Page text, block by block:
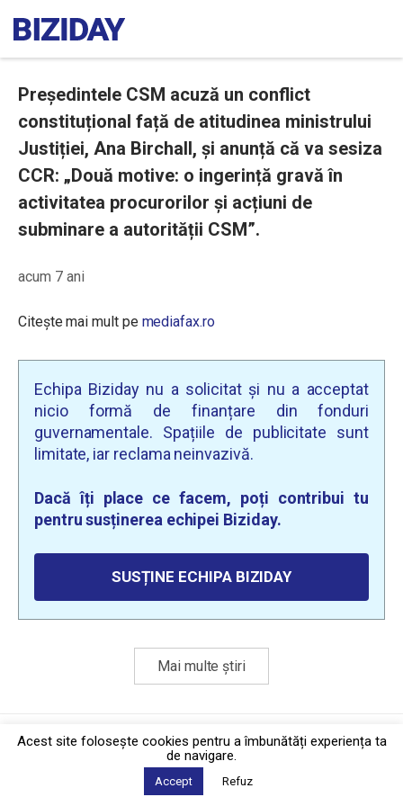
Președintele CSM acuză un conflict
constituțional față de atitudinea ministrului
Justiției, Ana Birchall, și anunță că va sesiza
CCR: „Două motive: o ingerință gravă în
activitatea procurorilor și acțiuni de
subminare a autorității CSM”.
acum 7 ani
Citește mai mult pe mediafax.ro
Echipa Biziday nu a solicitat și nu a acceptat
nicio formă de finanțare din fonduri
guvernamentale. Spațiile de publicitate sunt
limitate, iar reclama neinvazivă.
Dacă îți place ce facem, poți contribui tu
pentru susținerea echipei Biziday.
SUSȚINE ECHIPA BIZIDAY
Mai multe știri
Politica de confidențialitate·Contact
2026 © Biziday
Acest site foloseşte cookies pentru a îmbunătăți experiența ta
de navigare.
Accept Refuz